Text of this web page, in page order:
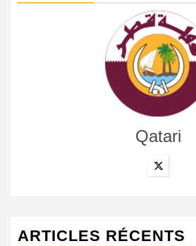
Qatari
ARTICLES RÉCENTS